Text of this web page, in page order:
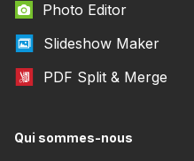
Photo Editor
Slideshow Maker
PDF Split & Merge
Qui sommes-nous